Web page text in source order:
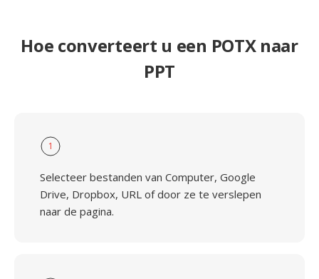
Hoe converteert u een POTX naar
PPT
1
Selecteer bestanden van Computer, Google
Drive, Dropbox, URL of door ze te verslepen
naar de pagina.